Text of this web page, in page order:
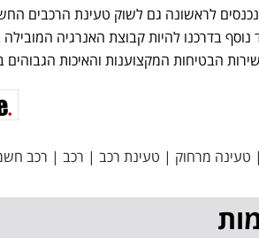
לראשונה גם לשוק טעינת הרכבים
בדרכנו להיות קבוצת האנרגיה
הבטיחות המקצוענות והאיכות הגבוהים
| טעינה מרחוק | טעינת רכב | רכב | רכב